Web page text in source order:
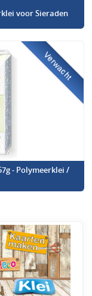
voor Sieraden
Verwacht
- Polymeerklei /